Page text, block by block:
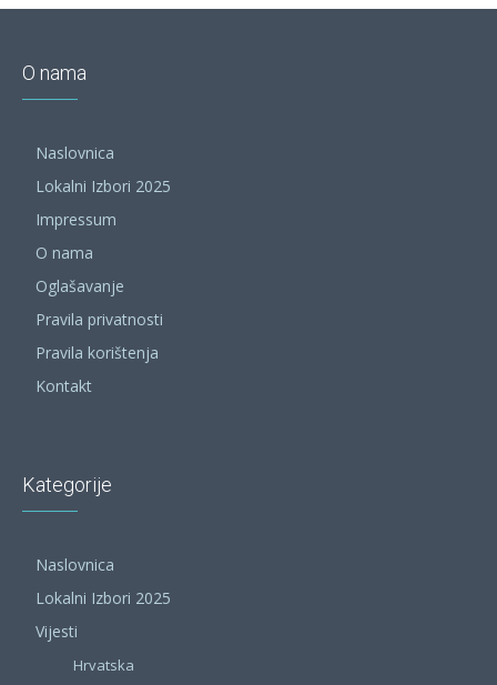
O nama
Naslovnica
Lokalni Izbori 2025
Impressum
O nama
Oglašavanje
Pravila privatnosti
Pravila korištenja
Kontakt
Kategorije
Naslovnica
Lokalni Izbori 2025
Vijesti
Hrvatska